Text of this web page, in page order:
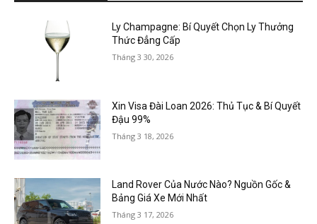
Ly Champagne: Bí Quyết Chọn Ly Thưởng
Thức Đẳng Cấp
Tháng 3 30, 2026
Xin Visa Đài Loan 2026: Thủ Tục & Bí Quyết
Đậu 99%
Tháng 3 18, 2026
Land Rover Của Nước Nào? Nguồn Gốc &
Bảng Giá Xe Mới Nhất
Tháng 3 17, 2026